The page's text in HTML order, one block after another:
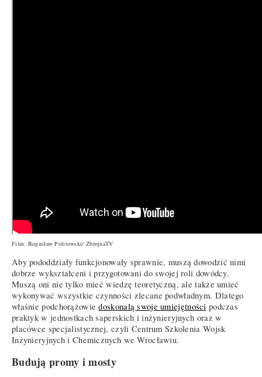
Film: Bogusław Politowski/ ZbrojnaTV
Aby pododdziały funkcjonowały sprawnie, muszą dowodzić nimi
dobrze wykształceni i przygotowani do swojej roli dowódcy.
Muszą oni nie tylko mieć wiedzę teoretyczną, ale także umieć
wykonywać wszystkie czynności zlecane podwładnym. Dlatego
właśnie podchorążowiedoskonalą swoje umiejętności podczas
praktyk w jednostkach saperskich i inżynieryjnych oraz w
placówce specjalistycznej, czyli Centrum Szkolenia Wojsk
Inżynieryjnych i Chemicznych we Wrocławiu.
Budują promy i mosty